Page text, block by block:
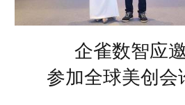
企雀数智应
参加全球美创会